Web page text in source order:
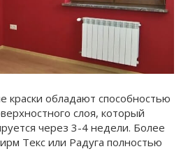
краски обладают способностью
слоя, который
через 3-4 недели. Более
Текс или Радуга полностью